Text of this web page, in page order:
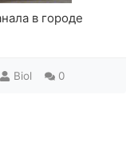
в городе
Biol 0